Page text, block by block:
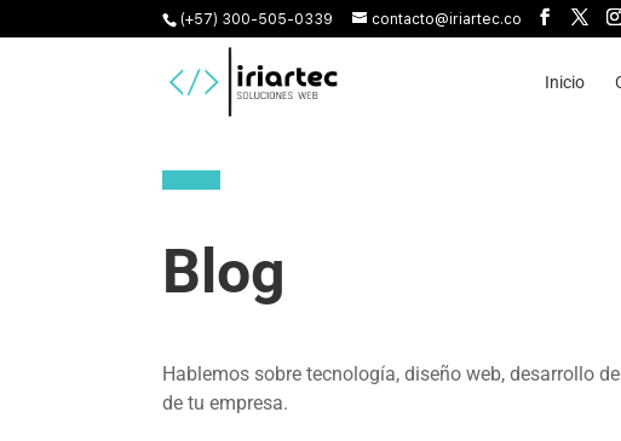
(+57) 300-505-0339 contacto@iriartec.co
Inicio
Blog
Hablemos sobre tecnología, diseño web, desarrollo
de tu empresa.